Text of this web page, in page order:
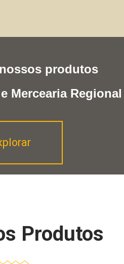
produtos
Mercearia Regional
Produtos